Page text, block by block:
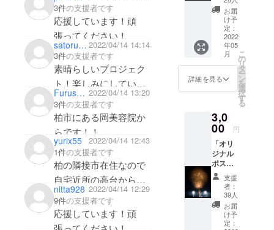
張ってください！
3件の支援者です
応援しています！頑
張ってください！
satoruchandes 2022/04/14 14:14
3件の支援者です
素晴らしいプロジェク
ト！楽しみにしていま
す
Furusatokinopiokai 2022/04/14 13:20
3件の支援者です
柏市にある岡美容院か
らです！！
いつもお待ちしており
ます！！
yurix55 2022/04/14 12:43
1件の支援者です
柏の隣接市在住なので
自宅近所の高台から
そっと密を避けて花火
を見られるかも知れな
いと思い、支援しまし
nitta928 2022/04/14 12:29
9件の支援者です
応援しています！頑
いた皆
さまに
は誠心
誠意、
心を込
めてお
礼メッ
セージ
ます。
インで
きま
す！ 打
ち上げ
る花火
は左右
対称の
デザイ
ンが、
一番き
見えま
す！！
また、
打ち上
げする
際に一
言コメ
ントを
読ませ
ていた
だきま
す。 デ
お届
け予
定：
2022
年05
月
詳細を見る
こ
の
リ
タ
ー
ン
を
選
択
す
る
3,0
00 円
「オリ
ジナル
ポス
ター
カー
ド」と
「花火
の写真
データ5
支援
者：
39人
お届
け予
定：